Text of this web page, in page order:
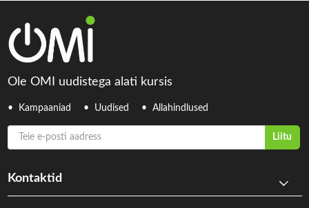
Ole OMI uudistega alati kursis
Kampaaniad Uudised Allahindlused
Teie e-posti aadress
Liitu
Kontaktid